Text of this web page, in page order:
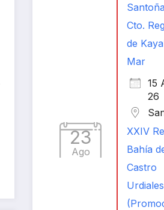
Cto.
de
Mar
15
26
23
Ago
XXIV
Bahía
Castro
Urdiales